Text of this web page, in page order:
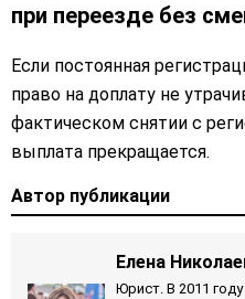
при переезде без
Если постоянная
право на доплату не
фактическом снятии с
выплата прекращается.
Автор публикации
Елена
Юрист. В 2011